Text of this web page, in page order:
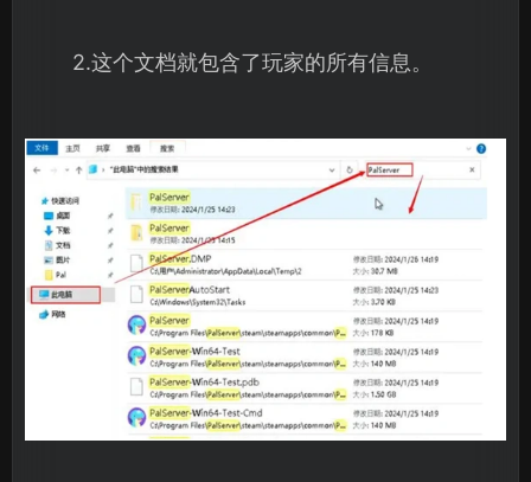
2.这个文档就包含了玩家的所有信息。